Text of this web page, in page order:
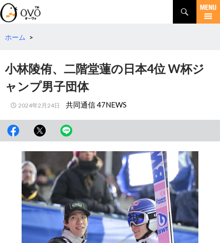
検
索
コ
テ
へ
ホーム >
小林陵侑、二階堂蓮の日本4位 W杯ジ
ャンプ男子団体
2024年2月24日 共同通信 47NEWS